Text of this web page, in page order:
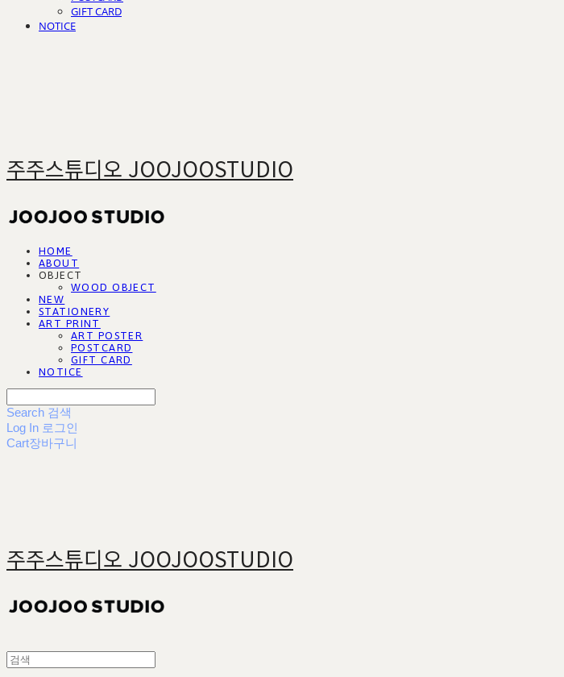
GIFT CARD
NOTICE
주주스튜디오 JOOJOOSTUDIO
HOME
ABOUT
OBJECT
WOOD OBJECT
NEW
STATIONERY
ART PRINT
ART POSTER
POSTCARD
GIFT CARD
NOTICE
Search 검색
Log In 로그인
Cart장바구니
주주스튜디오 JOOJOOSTUDIO